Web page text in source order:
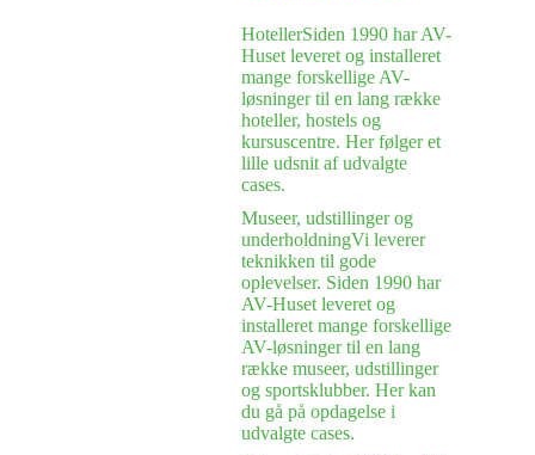
HotellerSiden 1990 har AV-
Huset leveret og installeret
mange forskellige AV-
løsninger til en lang række
hoteller, hostels og
kursuscentre. Her følger et
lille udsnit af udvalgte
cases.
Museer, udstillinger og
underholdningVi leverer
teknikken til gode
oplevelser. Siden 1990 har
AV-Huset leveret og
installeret mange forskellige
AV-løsninger til en lang
række museer, udstillinger
og sportsklubber. Her kan
du gå på opdagelse i
udvalgte cases.